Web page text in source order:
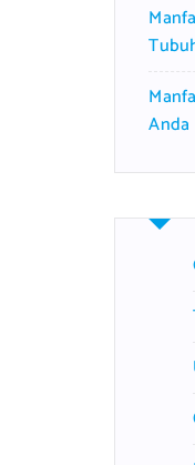
Anda